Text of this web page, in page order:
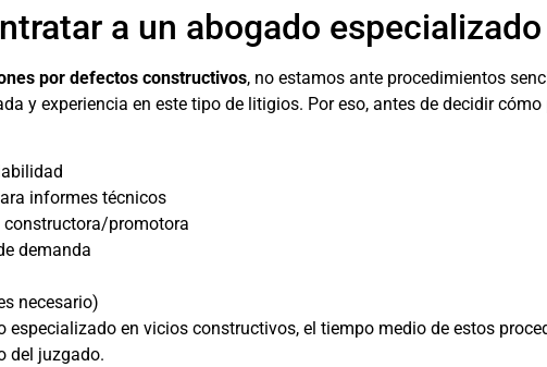
a un abogado
por defectos constructivos, no estamos ante procedimientos
y experiencia en este tipo de litigios. Por eso, antes de decidir
informes técnicos
constructora/promotora
demanda
necesario)
especializado en vicios constructivos, el tiempo medio de estos
del juzgado.